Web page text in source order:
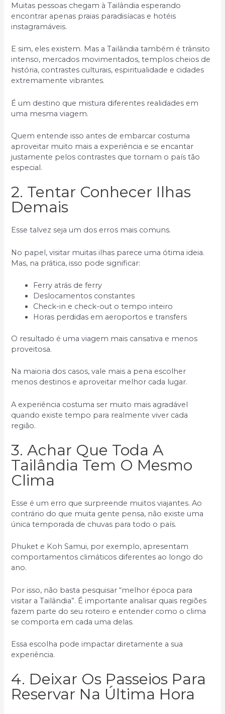
Muitas pessoas chegam à Tailândia esperando
encontrar apenas praias paradisíacas e hotéis
instagramáveis.
E sim, eles existem. Mas a Tailândia também é trânsito
intenso, mercados movimentados, templos cheios de
história, contrastes culturais, espiritualidade e cidades
extremamente vibrantes.
É um destino que mistura diferentes realidades em
uma mesma viagem.
Quem entende isso antes de embarcar costuma
aproveitar muito mais a experiência e se encantar
justamente pelos contrastes que tornam o país tão
especial.
2. Tentar Conhecer Ilhas
Demais
Esse talvez seja um dos erros mais comuns.
No papel, visitar muitas ilhas parece uma ótima ideia.
Mas, na prática, isso pode significar:
Ferry atrás de ferry
Deslocamentos constantes
Check-in e check-out o tempo inteiro
Horas perdidas em aeroportos e transfers
O resultado é uma viagem mais cansativa e menos
proveitosa.
Na maioria dos casos, vale mais a pena escolher
menos destinos e aproveitar melhor cada lugar.
A experiência costuma ser muito mais agradável
quando existe tempo para realmente viver cada
região.
3. Achar Que Toda A
Tailândia Tem O Mesmo
Clima
Esse é um erro que surpreende muitos viajantes. Ao
contrário do que muita gente pensa, não existe uma
única temporada de chuvas para todo o país.
Phuket e Koh Samui, por exemplo, apresentam
comportamentos climáticos diferentes ao longo do
ano.
Por isso, não basta pesquisar “melhor época para
visitar a Tailândia”. É importante analisar quais regiões
fazem parte do seu roteiro e entender como o clima
se comporta em cada uma delas.
Essa escolha pode impactar diretamente a sua
experiência.
4. Deixar Os Passeios Para
Reservar Na Última Hora